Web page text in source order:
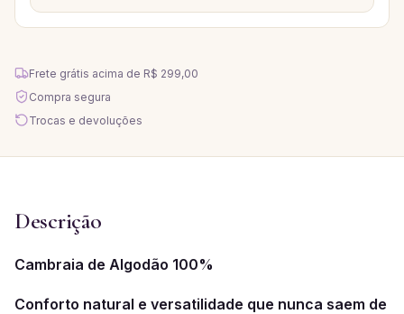
Frete grátis acima de R$ 299,00
Compra segura
Trocas e devoluções
Descrição
Cambraia de Algodão 100%
Conforto natural e versatilidade que nunca saem de